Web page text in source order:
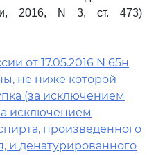
2016, N 3, ст. 473)
от 17.05.2016 N 65н
не ниже которой
(за исключением
исключением
произведенного
и денатурированного